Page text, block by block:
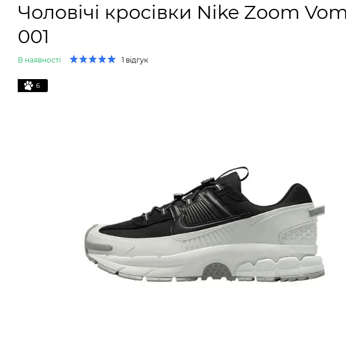
Чоловічі кросівки Nike Zoom
001
В наявності 1 відгук
6